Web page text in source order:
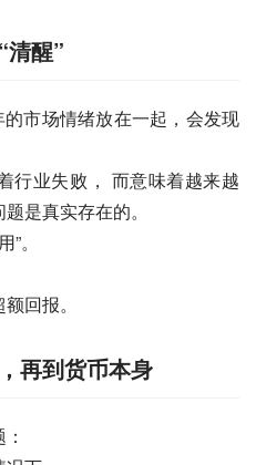
清醒”
市场情绪放在一起，会发现
行业失败， 而意味着越来越
是真实存在的。
。
回报。
再到货币本身